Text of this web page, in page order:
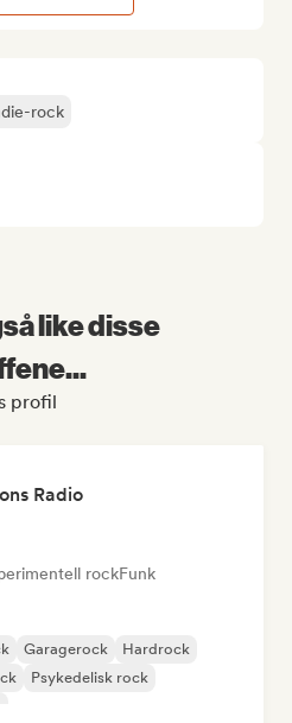
rock
like disse
profil
Radio
rockFunk
Garagerock
Hardrock
Psykedelisk rock